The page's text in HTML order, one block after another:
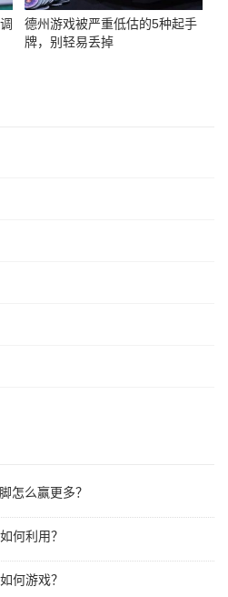
德州游戏被严重低估的5种起手
牌，别轻易丢掉
怎么赢更多？
何利用？
何游戏？